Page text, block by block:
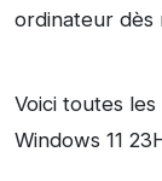
ordinateur dès
Voici toutes
Windows 11